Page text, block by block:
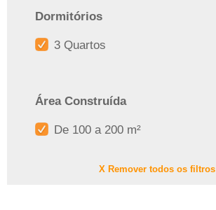
Dormitórios
3 Quartos
Área Construída
De 100 a 200 m²
X Remover todos os filtros